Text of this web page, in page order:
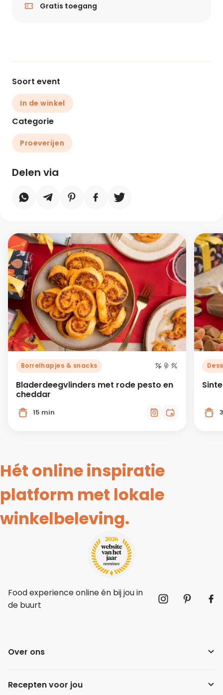
Gratis toegang
Soort event
In de winkel
Categorie
Proeverijen
Delen via
Borrelhapjes & snacks
Bladerdeegvlinders met rode pesto en
cheddar
15 min
Hét online inspiratie
platform met lokale
winkelbeleving.
Food experience online én bij jou in
de buurt
Over ons
Recepten voor jou